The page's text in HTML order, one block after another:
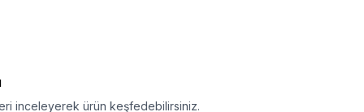
inceleyerek ürün keşfedebilirsiniz.